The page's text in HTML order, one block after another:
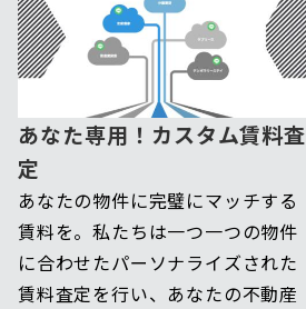
あなた専用！カスタム賃料査
定
あなたの物件に完璧にマッチする
賃料を。私たちは一つ一つの物件
に合わせたパーソナライズされた
賃料査定を行い、あなたの不動産